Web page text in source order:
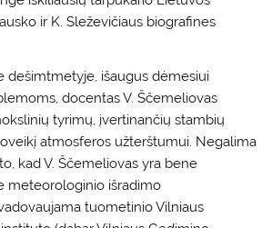
ir K. Sleževičiaus biografines
dešimtmetyje, išaugus dėmesiui
docentas V. Ščemeliovas
tyrimų, įvertinančių stambių
atmosferos užterštumui. Negalima
kad V. Ščemeliovas yra bene
meteorologinio išradimo
tuometinio Vilniaus